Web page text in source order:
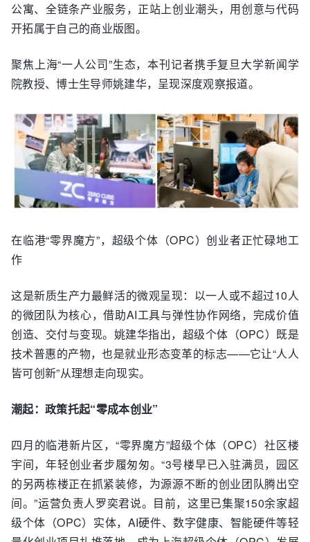
公寓、全链条产业服务，正站上创业潮头，用创意与代码
开拓属于自己的商业版图。
聚焦上海“一人公司”生态，本刊记者携手复旦大学新闻学
院教授、博士生导师姚建华，呈现深度观察报道。
在临港“零界魔方”，超级个体（OPC）创业者正忙碌地工
作
这是新质生产力最鲜活的微观呈现：以一人或不超过10人
的微团队为核心，借助AI工具与弹性协作网络，完成价值
创造、交付与变现。姚建华指出，超级个体（OPC）既是
技术普惠的产物，也是就业形态变革的标志——它让“人人
皆可创新”从理想走向现实。
潮起：政策托起“零成本创业”
四月的临港新片区，“零界魔方”超级个体（OPC）社区楼
宇间，年轻创业者步履匆匆。“3号楼早已入驻满员，园区
的另两栋楼正在抓紧装修，为源源不断的创业团队腾出空
间。”运营负责人罗奕君说。目前，这里已集聚150余家超
级个体（OPC）实体，AI硬件、数字健康、智能硬件等轻